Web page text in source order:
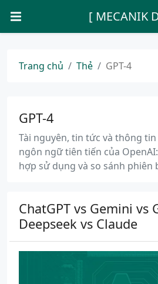
[ MECANIK
Trang chủ Thẻ GPT-4
GPT-4
Tài nguyên, tin tức và thông tin
ngôn ngữ tiên tiến của
hợp sử dụng và so sánh phiên
ChatGPT vs Gemini vs
Deepseek vs Claude